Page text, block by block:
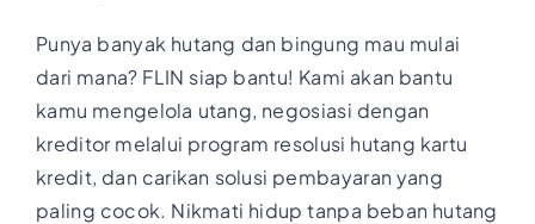
Punya banyak hutang dan bingung mau mulai
dari mana? FLIN siap bantu! Kami akan bantu
kamu mengelola utang, negosiasi dengan
kreditor melalui program resolusi hutang kartu
kredit, dan carikan solusi pembayaran yang
paling cocok. Nikmati hidup tanpa beban hutang